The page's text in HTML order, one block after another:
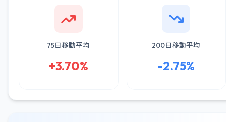
75日移動平均
+3.70%
200日移動平均
-2.75%